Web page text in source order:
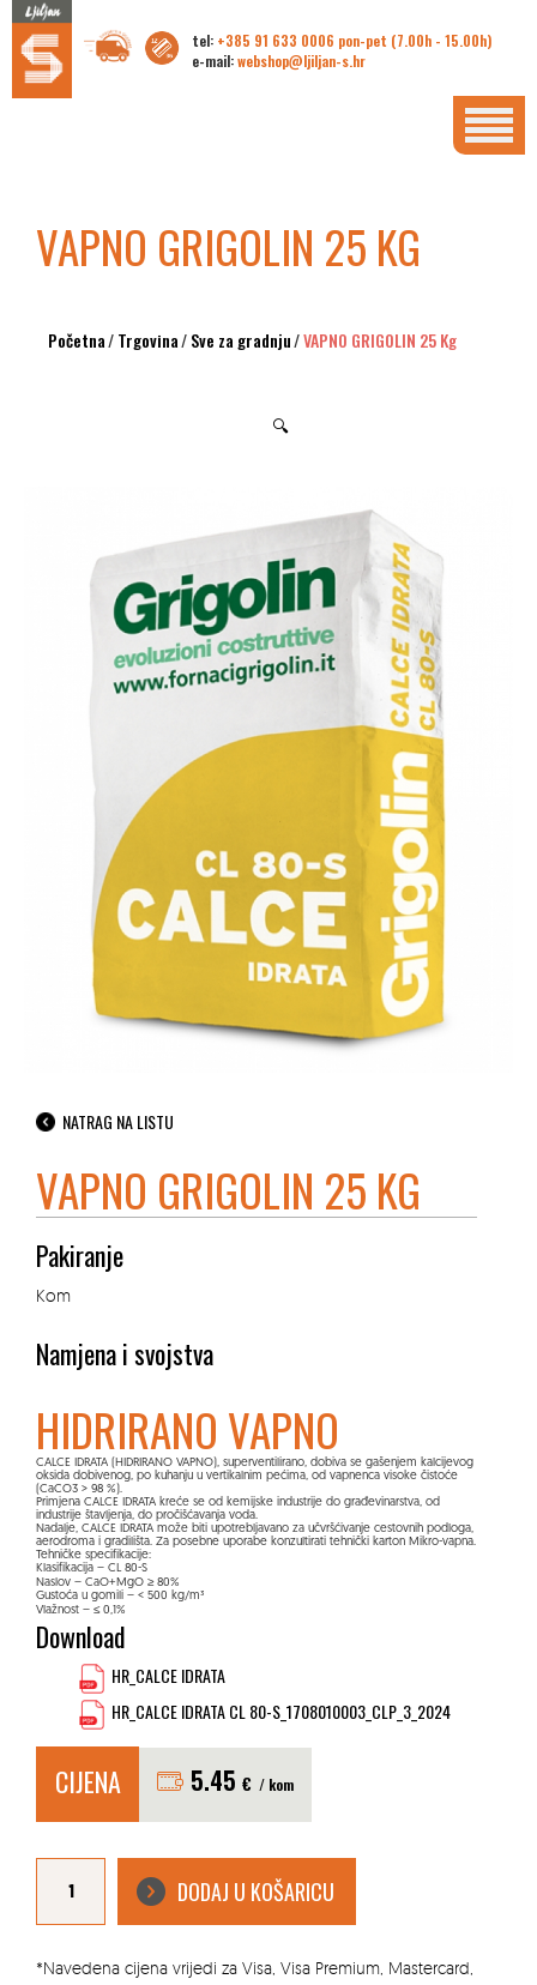
tel: +385 91 633 0006 pon-pet (7.00h - 15.00h)
e-mail:webshop@ljiljan-s.hr
VAPNO GRIGOLIN 25 KG
Početna/Trgovina/Sve za gradnju/VAPNO GRIGOLIN 25 Kg
🔍
NATRAG NA LISTU
VAPNO GRIGOLIN 25 KG
Pakiranje
Kom
Namjena i svojstva
HIDRIRANO VAPNO
CALCE IDRATA (HIDRIRANO VAPNO), superventilirano, dobiva se gašenjem kalcijevog
oksida dobivenog, po kuhanju u vertikalnim pećima, od vapnenca visoke čistoće
(CaCO3 > 98 %).
Primjena CALCE IDRATA kreće se od kemijske industrije do građevinarstva, od
industrije štavljenja, do pročišćavanja voda.
Nadalje, CALCE IDRATA može biti upotrebljavano za učvršćivanje cestovnih podloga,
aerodroma i gradilišta. Za posebne uporabe konzultirati tehnički karton Mikro-vapna.
Tehničke specifikacije:
Klasifikacija – CL 80-S
Naslov – CaO+MgO ≥ 80%
Gustoća u gomili – < 500 kg/m³
Vlažnost – ≤ 0,1%
Download
HR_CALCE IDRATA
HR_CALCE IDRATA CL 80-S_1708010003_CLP_3_2024
CIJENA 5.45 € / kom
VAPNO
DODAJ U KOŠARICU
*Navedena cijena vrijedi za Visa, Visa Premium, Mastercard,